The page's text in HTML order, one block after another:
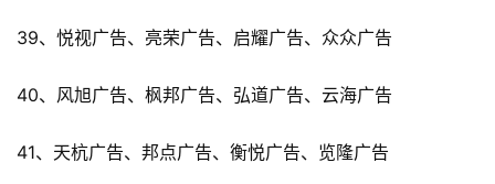
39、悦视广告、亮荣广告、启耀广告、众众广告
40、风旭广告、枫邦广告、弘道广告、云海广告
41、天杭广告、邦点广告、衡悦广告、览隆广告